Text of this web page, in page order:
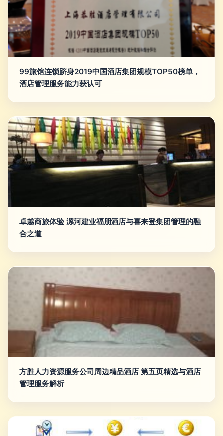
99旅馆连锁跻身2019中国酒店集团规模TOP50榜单，
酒店管理服务能力获认可
卓越商旅体验 漯河建业福朋酒店与喜来登集团管理的融
合之道
方胜人力资源服务公司周边精品酒店 第五页精选与酒店
管理服务解析